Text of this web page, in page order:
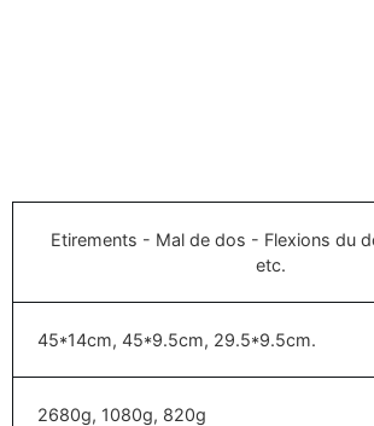
Etirements - Mal de dos - Flexions du
etc.
45*14cm, 45*9.5cm, 29.5*9.5cm.
2680g, 1080g, 820g